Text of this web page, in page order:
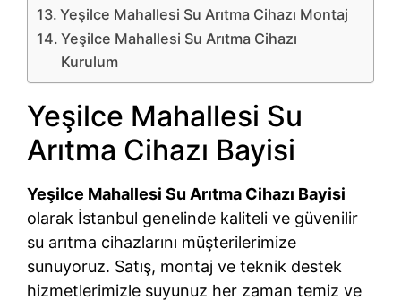
Yeşilce Mahallesi Su Arıtma Cihazı Montaj
Yeşilce Mahallesi Su Arıtma Cihazı
Kurulum
Yeşilce Mahallesi Su
Arıtma Cihazı Bayisi
Yeşilce Mahallesi Su Arıtma Cihazı Bayisi
olarak İstanbul genelinde kaliteli ve güvenilir
su arıtma cihazlarını müşterilerimize
sunuyoruz. Satış, montaj ve teknik destek
hizmetlerimizle suyunuz her zaman temiz ve